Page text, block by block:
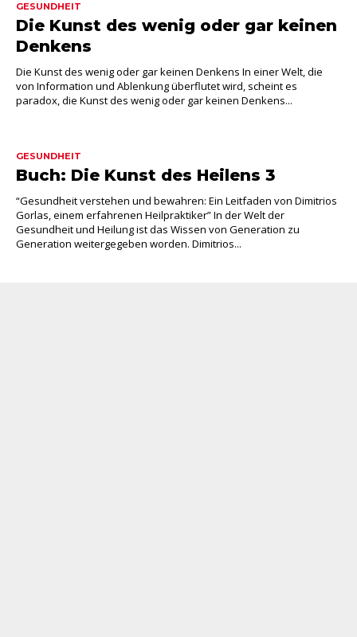
GESUNDHEIT
Die Kunst des wenig oder gar keinen
Denkens
Die Kunst des wenig oder gar keinen Denkens In einer Welt, die
von Information und Ablenkung überflutet wird, scheint es
paradox, die Kunst des wenig oder gar keinen Denkens...
GESUNDHEIT
Buch: Die Kunst des Heilens 3
“Gesundheit verstehen und bewahren: Ein Leitfaden von Dimitrios
Gorlas, einem erfahrenen Heilpraktiker” In der Welt der
Gesundheit und Heilung ist das Wissen von Generation zu
Generation weitergegeben worden. Dimitrios...